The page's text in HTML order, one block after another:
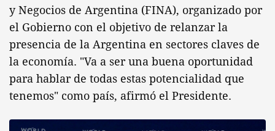
y Negocios de Argentina (FINA), organizado por
el Gobierno con el objetivo de relanzar la
presencia de la Argentina en sectores claves de
la economía. "Va a ser una buena oportunidad
para hablar de todas estas potencialidad que
tenemos" como país, afirmó el Presidente.